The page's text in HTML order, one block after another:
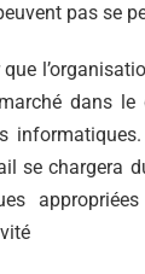
pas se
dans le
se chargera